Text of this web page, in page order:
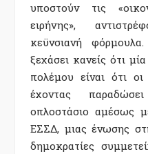
υποστούν τις
ειρήνης»,
κεϋνσιανή
ξεχάσει κανείς ότι
πολέμου είναι ότι
έχοντας
οπλοστάσιο αμέσως
ΕΣΣΔ, μιας ένωσης
δημοκρατίες